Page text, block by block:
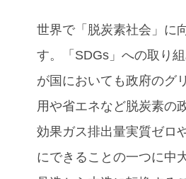
世界で「脱炭素社会」に
す。
「SDGs」への取り
が国においても政府のグ
用や省エネなど脱炭素の
効果ガス排出量実質ゼロ
にできることの一つに中